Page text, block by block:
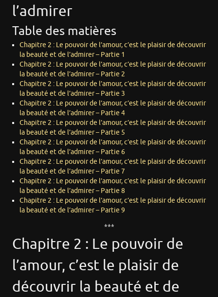
l’admirer
Table des matières
Chapitre 2 : Le pouvoir de l’amour, c’est le plaisir de découvrir
la beauté et de l’admirer – Partie 1
Chapitre 2 : Le pouvoir de l’amour, c’est le plaisir de découvrir
la beauté et de l’admirer – Partie 2
Chapitre 2 : Le pouvoir de l’amour, c’est le plaisir de découvrir
la beauté et de l’admirer – Partie 3
Chapitre 2 : Le pouvoir de l’amour, c’est le plaisir de découvrir
la beauté et de l’admirer – Partie 4
Chapitre 2 : Le pouvoir de l’amour, c’est le plaisir de découvrir
la beauté et de l’admirer – Partie 5
Chapitre 2 : Le pouvoir de l’amour, c’est le plaisir de découvrir
la beauté et de l’admirer – Partie 6
Chapitre 2 : Le pouvoir de l’amour, c’est le plaisir de découvrir
la beauté et de l’admirer – Partie 7
Chapitre 2 : Le pouvoir de l’amour, c’est le plaisir de découvrir
la beauté et de l’admirer – Partie 8
Chapitre 2 : Le pouvoir de l’amour, c’est le plaisir de découvrir
la beauté et de l’admirer – Partie 9
***
Chapitre 2 : Le pouvoir de
l’amour, c’est le plaisir de
découvrir la beauté et de